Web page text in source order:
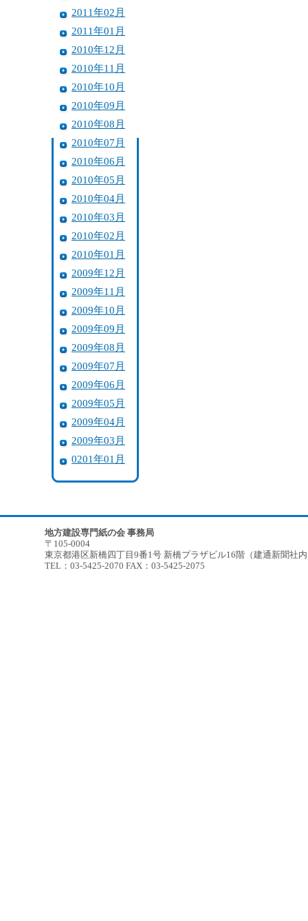
2011年02月
2011年01月
2010年12月
2010年11月
2010年10月
2010年09月
2010年08月
2010年07月
2010年06月
2010年05月
2010年04月
2010年03月
2010年02月
2010年01月
2009年12月
2009年11月
2009年10月
2009年09月
2009年08月
2009年07月
2009年06月
2009年05月
2009年04月
2009年03月
0201年01月
地方建設専門紙の会 事務局
〒105-0004
東京都港区新橋四丁目9番1号 新橋プラザビル16階（建通新聞社
TEL：03-5425-2070 FAX：03-5425-2075